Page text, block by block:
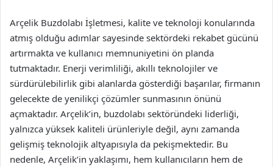
Arçelik Buzdolabı İşletmesi, kalite ve teknoloji konularında
atmış olduğu adımlar sayesinde sektördeki rekabet gücünü
artırmakta ve kullanıcı memnuniyetini ön planda
tutmaktadır. Enerji verimliliği, akıllı teknolojiler ve
sürdürülebilirlik gibi alanlarda gösterdiği başarılar, firmanın
gelecekte de yenilikçi çözümler sunmasının önünü
açmaktadır. Arçelik’in, buzdolabı sektöründeki liderliği,
yalnızca yüksek kaliteli ürünleriyle değil, aynı zamanda
gelişmiş teknolojik altyapısıyla da pekişmektedir. Bu
nedenle, Arçelik’in yaklaşımı, hem kullanıcıların hem de